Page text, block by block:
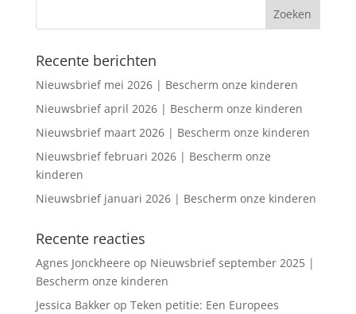
Recente berichten
Nieuwsbrief mei 2026 | Bescherm onze kinderen
Nieuwsbrief april 2026 | Bescherm onze kinderen
Nieuwsbrief maart 2026 | Bescherm onze kinderen
Nieuwsbrief februari 2026 | Bescherm onze
kinderen
Nieuwsbrief januari 2026 | Bescherm onze kinderen
Recente reacties
Agnes Jonckheere op Nieuwsbrief september 2025 |
Bescherm onze kinderen
Jessica Bakkerop Teken petitie: Een Europees